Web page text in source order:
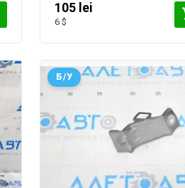
105 lei
6 $
Б/У